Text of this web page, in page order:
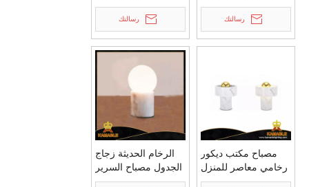
(KNC-01T)
رسالتك
الأوروبية الحديثة
رسالتك
مصباح مكتب ديكور
رخامي معاصر للمنزل
(KAT8209)
الرخام الحديثة زجاج
الجدول مصباح السرير
(KA-T17-088)